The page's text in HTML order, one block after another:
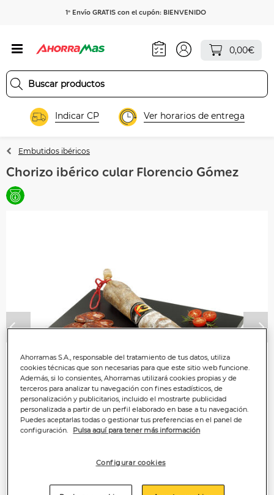
1º Envío GRATIS con el cupón: BIENVENIDO
0,00€
Indicar CP Ver horarios de entrega
Embutidos ibéricos
Chorizo ibérico cular Florencio Gómez
Anterior
Ahorramas S.A., responsable del tratamiento de tus datos, utiliza
cookies técnicas que son necesarias para que este sitio web funcione.
Además, si lo consientes, Ahorramas utilizará cookies propias y de
terceros para analizar tu navegación con fines estadísticos, de
personalización y publicitarios, incluido el mostrarte publicidad
personalizada a partir de un perfil elaborado en base a tu navegación.
Puedes aceptarlas todas o gestionar tus preferencias en el panel de
configuración.
Pulsa aquí para tener más información
Configurar cookies